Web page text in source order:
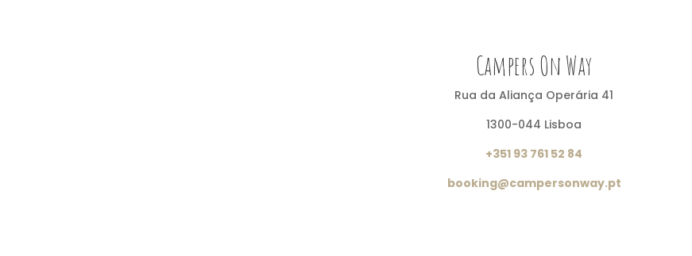
Campers On Way
Rua da Aliança Operária 41
1300-044 Lisboa
+351 93 761 52 84
booking@campersonway.pt